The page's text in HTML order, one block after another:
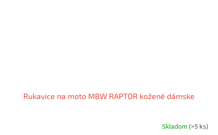
Rukavice na moto MBW RAPTOR kožené dámske
Skladom (>5 ks)